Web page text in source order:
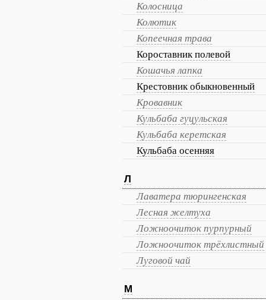
Колосница
Колютик
Копеечная трава
Короставник полевой
Кошачья лапка
Крестовник обыкновенный
Кровавник
Кульбаба гуцульская
Кульбаба керетская
Кульбаба осенняя
Л
Лаватера тюрингенская
Лесная желтуха
Ложноочиток пурпурный
Ложноочиток трёхлистный
Луговой чай
М